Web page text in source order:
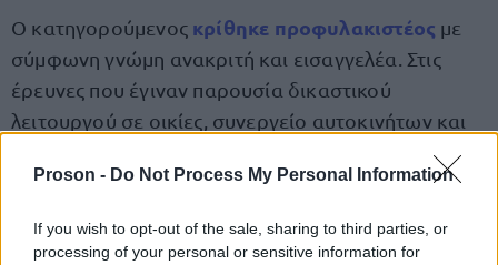
Proson - Do Not Process My Personal Information
If you wish to opt-out of the sale, sharing to third parties, or
processing of your personal or sensitive information for
Ο κατηγορούμενος κρίθηκε προφυλακιστέος με
σύμφωνη γνώμη ανακριτή και εισαγγελέα. Στις
έρευνες που έγιναν παρουσία δικαστικού
λειτουργού σε οικίες, συνεργείο αυτοκινήτων και
κινητό τηλέφωνο και μία τηλεόραση (Smart TV).